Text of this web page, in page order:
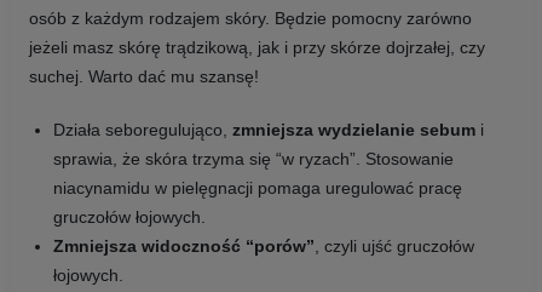
osób z każdym rodzajem skóry. Będzie pomocny zarówno
jeżeli masz skórę trądzikową, jak i przy skórze dojrzałej, czy
suchej. Warto dać mu szansę!
Działa seboregulująco, zmniejsza wydzielanie sebumi
sprawia, że skóra trzyma się “w ryzach”. Stosowanie
niacynamidu w pielęgnacji pomaga uregulować pracę
gruczołów łojowych.
Zmniejsza widoczność “porów” , czyli ujść gruczołów
łojowych.